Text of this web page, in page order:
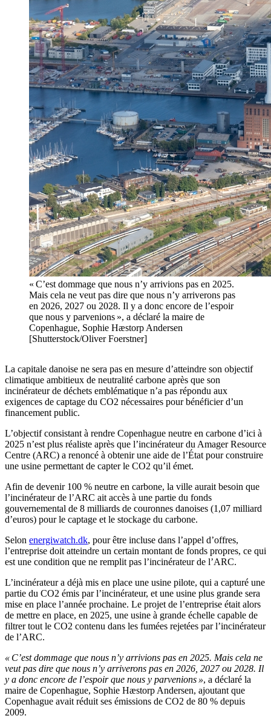
« C’est dommage que nous n’y arrivions pas en 2025.
Mais cela ne veut pas dire que nous n’y arriverons pas
en 2026, 2027 ou 2028. Il y a donc encore de l’espoir
que nous y parvenions », a déclaré la maire de
Copenhague, Sophie Hæstorp Andersen
[Shutterstock/Oliver Foerstner]
La capitale danoise ne sera pas en mesure d’atteindre son objectif
climatique ambitieux de neutralité carbone après que son
incinérateur de déchets emblématique n’a pas répondu aux
exigences de captage du CO2 nécessaires pour bénéficier d’un
financement public.
L’objectif consistant à rendre Copenhague neutre en carbone d’ici à
2025 n’est plus réaliste après que l’incinérateur du Amager Resource
Centre (ARC) a renoncé à obtenir une aide de l’État pour construire
une usine permettant de capter le CO2 qu’il émet.
Afin de devenir 100 % neutre en carbone, la ville aurait besoin que
l’incinérateur de l’ARC ait accès à une partie du fonds
gouvernemental de 8 milliards de couronnes danoises (1,07 milliard
d’euros) pour le captage et le stockage du carbone.
Selon energiwatch.dk, pour être incluse dans l’appel d’offres,
l’entreprise doit atteindre un certain montant de fonds propres, ce qui
est une condition que ne remplit pas l’incinérateur de l’ARC.
L’incinérateur a déjà mis en place une usine pilote, qui a capturé une
partie du CO2 émis par l’incinérateur, et une usine plus grande sera
mise en place l’année prochaine. Le projet de l’entreprise était alors
de mettre en place, en 2025, une usine à grande échelle capable de
filtrer tout le CO2 contenu dans les fumées rejetées par l’incinérateur
de l’ARC.
« C’est dommage que nous n’y arrivions pas en 2025. Mais cela ne
veut pas dire que nous n’y arriverons pas en 2026, 2027 ou 2028. Il
y a donc encore de l’espoir que nous y parvenions », a déclaré la
maire de Copenhague, Sophie Hæstorp Andersen, ajoutant que
Copenhague avait réduit ses émissions de CO2 de 80 % depuis
2009.